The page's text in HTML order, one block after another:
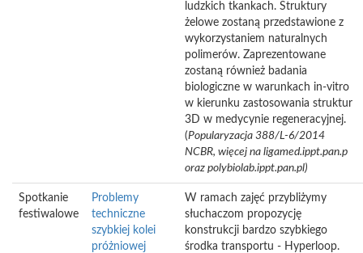
ludzkich tkankach. Struktury
żelowe zostaną przedstawione z
wykorzystaniem naturalnych
polimerów. Zaprezentowane
zostaną również badania
biologiczne w warunkach in-vitro
w kierunku zastosowania struktur
3D w medycynie regeneracyjnej.
(Popularyzacja 388/L-6/2014
NCBR, więcej na ligamed.ippt.pan.p
oraz polybiolab.ippt.pan.pl)
Spotkanie
festiwalowe
Problemy
techniczne
szybkiej kolei
próżniowej
W ramach zajęć przybliżymy
słuchaczom propozycję
konstrukcji bardzo szybkiego
środka transportu - Hyperloop.